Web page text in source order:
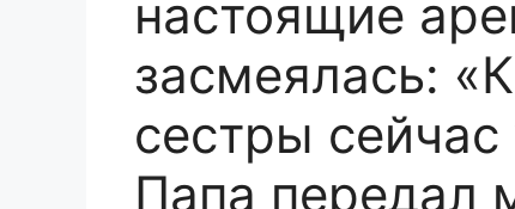
настоящие
засмеялась:
сестры
Папа передал